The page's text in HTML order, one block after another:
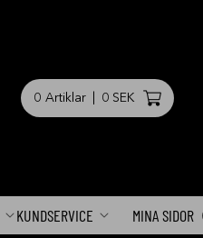
0 Artiklar 0 SEK
KUNDSERVICE MINA SIDOR